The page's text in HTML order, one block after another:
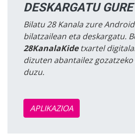
DESKARGATU
Bilatu 28 Kanala zure
bilatzailean eta deskargatu.
28KanalaKidetxartel
dizuten abantailez
duzu.
APLIKAZIOA